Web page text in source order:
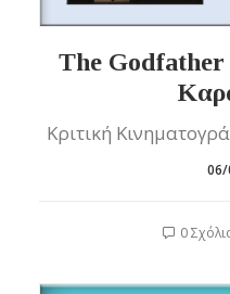
The Godfather
Κριτική
06/
0